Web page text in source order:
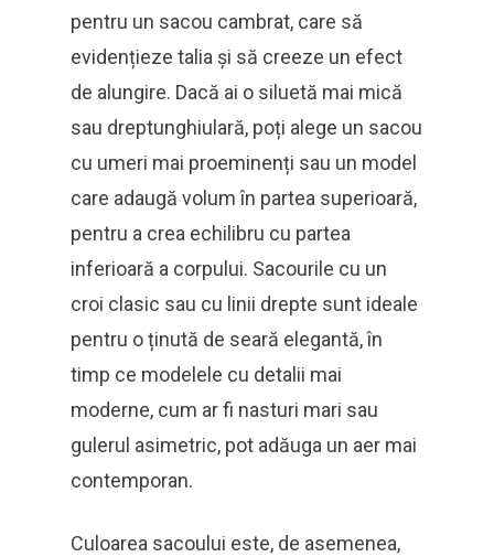
pentru un sacou cambrat, care să
evidențieze talia și să creeze un efect
de alungire. Dacă ai o siluetă mai mică
sau dreptunghiulară, poți alege un sacou
cu umeri mai proeminenți sau un model
care adaugă volum în partea superioară,
pentru a crea echilibru cu partea
inferioară a corpului. Sacourile cu un
croi clasic sau cu linii drepte sunt ideale
pentru o ținută de seară elegantă, în
timp ce modelele cu detalii mai
moderne, cum ar fi nasturi mari sau
gulerul asimetric, pot adăuga un aer mai
contemporan.
Culoarea sacoului este, de asemenea,